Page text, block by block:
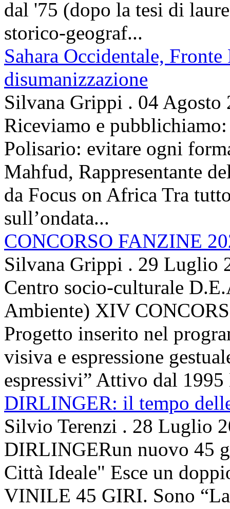
dal '75 (dopo la tesi di
storico-geograf...
Sahara Occidentale,
disumanizzazione
Silvana Grippi . 04 Agosto
Riceviamo e
Polisario: evitare ogni
Mahfud, Rappresentante
da Focus on Africa Tra
sull’ondata...
CONCORSO FANZINE
Silvana Grippi . 29 Luglio
Centro socio-culturale
Ambiente) XIV
Progetto inserito nel
visiva e espressione
espressivi” Attivo dal 1995
DIRLINGER: il tempo
Silvio Terenzi . 28 Luglio
DIRLINGERun nuovo 45
Città Ideale" Esce un
VINILE 45 GIRI. Sono